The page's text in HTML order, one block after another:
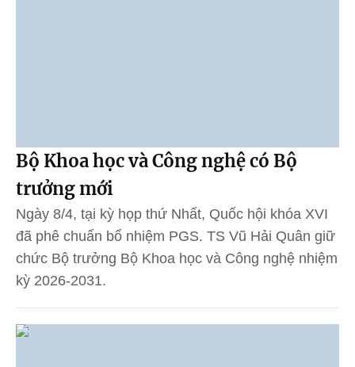
Bộ Khoa học và Công nghệ có Bộ
trưởng mới
Ngày 8/4, tại kỳ họp thứ Nhất, Quốc hội khóa XVI
đã phê chuẩn bổ nhiệm PGS. TS Vũ Hải Quân giữ
chức Bộ trưởng Bộ Khoa học và Công nghệ nhiệm
kỳ 2026-2031.